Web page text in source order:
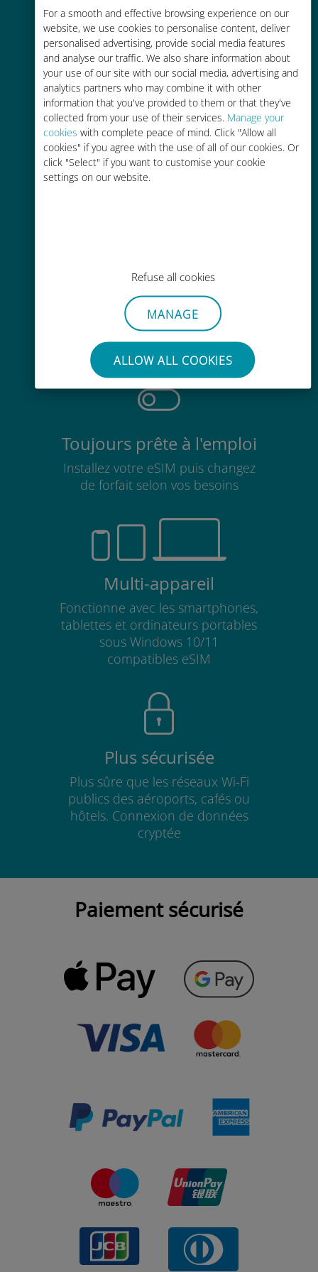
For a smooth and effective browsing experience on our
website, we use cookies to personalise content, deliver
personalised advertising, provide social media features
and analyse our traffic. We also share information about
your use of our site with our social media, advertising and
analytics partners who may combine it with other
information that you've provided to them or that they've
collected from your use of their services. Manage your
cookies with complete peace of mind. Click "Allow all
cookies" if you agree with the use of all of our cookies. Or
click "Select" if you want to customise your cookie
settings on our website.
Refuse all cookies
MANAGE
ALLOW ALL COOKIES
Économique
Jusqu'à 90 % moins cher que les
frais d'itinérance avec votre
opérateur habituel
Recharge facile
Partout via l'app Ubigi, même sans
Sans effort
Pas besoin de retirer votre carte
SIM existante
Toujours prête à l'emploi
Installez votre eSIM puis changez
de forfait selon vos besoins
Multi-appareil
Fonctionne avec les smartphones,
tablettes et ordinateurs portables
sous Windows 10/11
compatibles eSIM
Plus sécurisée
Plus sûre que les réseaux Wi-Fi
publics des aéroports, cafés ou
hôtels. Connexion de données
cryptée
Paiement sécurisé